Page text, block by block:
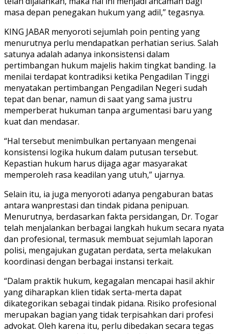
masa depan penegakan hukum yang adil,” tegasnya.
KING JABAR menyoroti sejumlah poin penting yang
menurutnya perlu mendapatkan perhatian serius. Salah
satunya adalah adanya inkonsistensi dalam
pertimbangan hukum majelis hakim tingkat banding. Ia
menilai terdapat kontradiksi ketika Pengadilan Tinggi
menyatakan pertimbangan Pengadilan Negeri sudah
tepat dan benar, namun di saat yang sama justru
memperberat hukuman tanpa argumentasi baru yang
kuat dan mendasar.
“Hal tersebut menimbulkan pertanyaan mengenai
konsistensi logika hukum dalam putusan tersebut.
Kepastian hukum harus dijaga agar masyarakat
memperoleh rasa keadilan yang utuh,” ujarnya.
Selain itu, ia juga menyoroti adanya pengaburan batas
antara wanprestasi dan tindak pidana penipuan.
Menurutnya, berdasarkan fakta persidangan, Dr. Togar
telah menjalankan berbagai langkah hukum secara nyata
dan profesional, termasuk membuat sejumlah laporan
polisi, mengajukan gugatan perdata, serta melakukan
koordinasi dengan berbagai instansi terkait.
“Dalam praktik hukum, kegagalan mencapai hasil akhir
yang diharapkan klien tidak serta-merta dapat
dikategorikan sebagai tindak pidana. Risiko profesional
merupakan bagian yang tidak terpisahkan dari profesi
advokat. Oleh karena itu, perlu dibedakan secara tegas